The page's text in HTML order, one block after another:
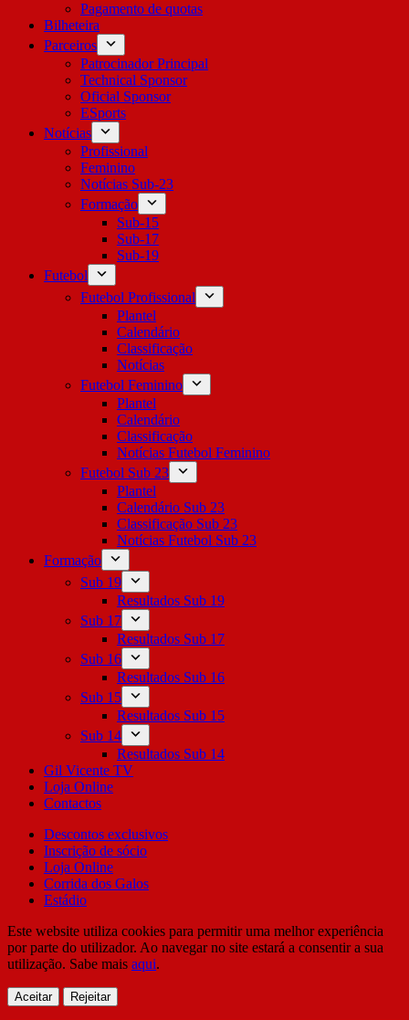
Pagamento de quotas
Bilheteira
Parceiros
Patrocinador Principal
Technical Sponsor
Oficial Sponsor
ESports
Notícias
Profissional
Feminino
Notícias Sub-23
Formação
Sub-15
Sub-17
Sub-19
Futebol
Futebol Profissional
Plantel
Calendário
Classificação
Notícias
Futebol Feminino
Plantel
Calendário
Classificação
Notícias Futebol Feminino
Futebol Sub 23
Plantel
Calendário Sub 23
Classificação Sub 23
Notícias Futebol Sub 23
Formação
Sub 19
Resultados Sub 19
Sub 17
Resultados Sub 17
Sub 16
Resultados Sub 16
Sub 15
Resultados Sub 15
Sub 14
Resultados Sub 14
Gil Vicente TV
Loja Online
Contactos
Descontos exclusivos
Inscrição de sócio
Loja Online
Corrida dos Galos
Estádio
Este website utiliza cookies para permitir uma melhor experiência
por parte do utilizador. Ao navegar no site estará a consentir a sua
utilização. Sabe mais aqui.
Aceitar Rejeitar